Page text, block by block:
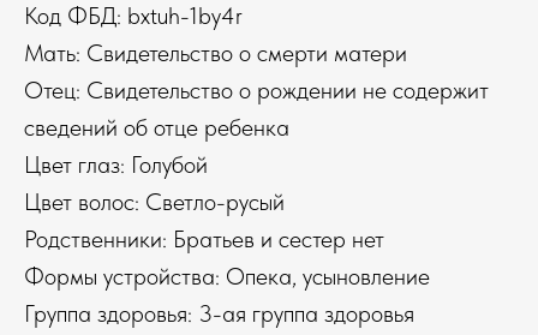
Код ФБД: bxtuh-1by4r
Мать: Свидетельство о смерти матери
Отец: Свидетельство о рождении не содержит
сведений об отце ребенка
Цвет глаз: Голубой
Цвет волос: Светло-русый
Родственники: Братьев и сестер нет
Формы устройства: Опека, усыновление
Группа здоровья: 3-ая группа здоровья